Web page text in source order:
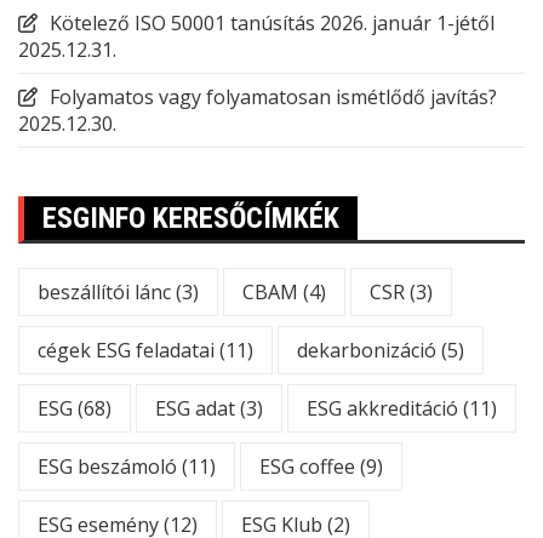
Kötelező ISO 50001 tanúsítás 2026. január 1-jétől
2025.12.31.
Folyamatos vagy folyamatosan ismétlődő javítás?
2025.12.30.
ESGINFO KERESŐCÍMKÉK
beszállítói lánc(3) CBAM (4) CSR(3)
cégek ESG feladatai (11) dekarbonizáció (5)
ESG (68) ESG adat(3) ESG akkreditáció (11)
ESG beszámoló (11) ESG coffee (9)
ESG esemény(12) ESG Klub (2)